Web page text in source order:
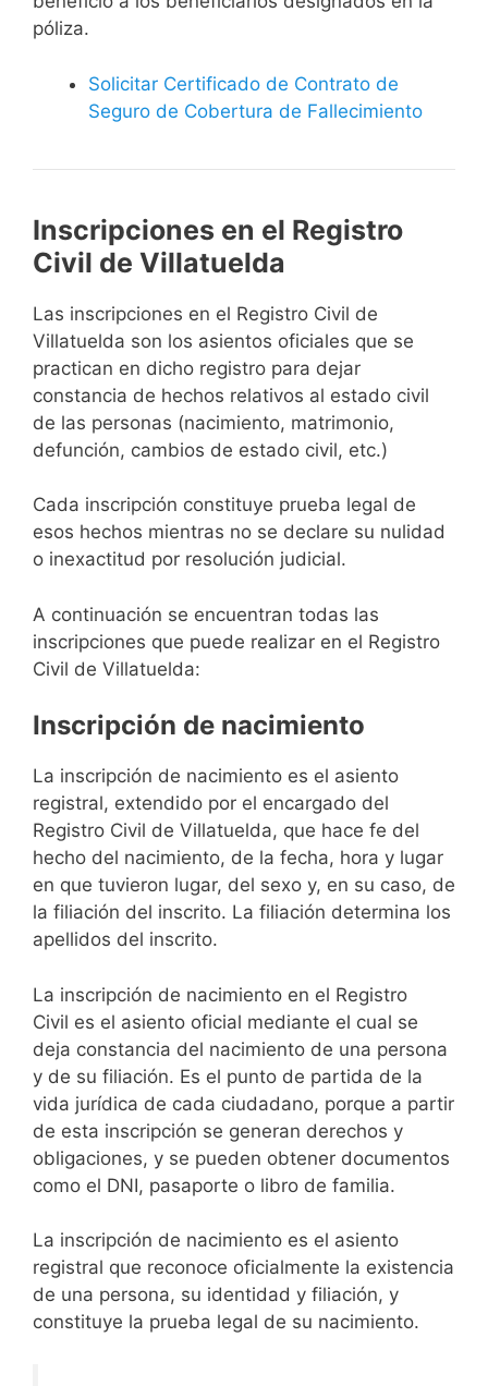
póliza.
Solicitar Certificado de Contrato de
Seguro de Cobertura de Fallecimiento
Inscripciones en el Registro
Civil de Villatuelda
Las inscripciones en el Registro Civil de
Villatuelda son los asientos oficiales que se
practican en dicho registro para dejar
constancia de hechos relativos al estado civil
de las personas (nacimiento, matrimonio,
defunción, cambios de estado civil, etc.)
Cada inscripción constituye prueba legal de
esos hechos mientras no se declare su nulidad
o inexactitud por resolución judicial.
A continuación se encuentran todas las
inscripciones que puede realizar en el Registro
Civil de Villatuelda:
Inscripción de nacimiento
La inscripción de nacimiento es el asiento
registral, extendido por el encargado del
Registro Civil de Villatuelda, que hace fe del
hecho del nacimiento, de la fecha, hora y lugar
en que tuvieron lugar, del sexo y, en su caso, de
la filiación del inscrito. La filiación determina los
apellidos del inscrito.
La inscripción de nacimiento en el Registro
Civil es el asiento oficial mediante el cual se
deja constancia del nacimiento de una persona
y de su filiación. Es el punto de partida de la
vida jurídica de cada ciudadano, porque a partir
de esta inscripción se generan derechos y
obligaciones, y se pueden obtener documentos
como el DNI, pasaporte o libro de familia.
La inscripción de nacimiento es el asiento
registral que reconoce oficialmente la existencia
de una persona, su identidad y filiación, y
constituye la prueba legal de su nacimiento.